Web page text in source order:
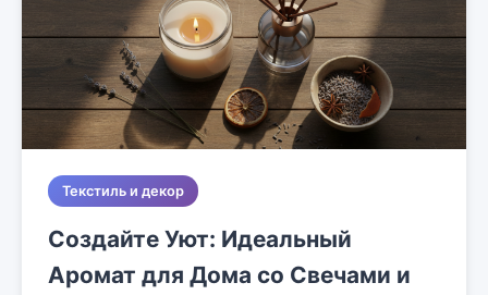
Текстиль и декор
Создайте Уют: Идеальный
Аромат для Дома со Свечами и